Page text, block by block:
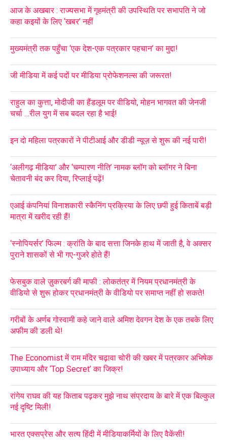
आज के अखबार : राज्यसभा में गृहमंत्री की उपस्थिति पर सभापति ने जो
कहा कइयों के लिए ‘खबर’ नहीं
मुख्यमंत्री तक पहुँचा ‘एक देश-एक पत्रकार पहचान’ का मुद्दा!
जी मीडिया में कई पदों पर मीडिया प्रोफेशनल्स की जरूरत!
राहुल का कुत्ता, मोदीजी का हैंडलूम पर वीडियो, मोहन भागवत की जेनजी
चर्चा …रील युग में सब बदल रहा है भाई!
इन दो महिला पत्रकारों ने पीटीआई और डीडी न्यूज़ से शुरू की नई पारी!
‘अलीगढ़ मीडिया’ और ‘चम्पारण नीति’ नामक ब्लॉग को ब्लॉगर ने बिना
चेतावनी बंद कर दिया, रिप्लाई पढ़ें!
एआई कंपनियां विनाशकारी स्कैनिंग प्रक्रिया के लिए छपी हुई किताबें बड़ी
मात्रा में खरीद रही हैं!
‘स्नोपियर्सर’ फिल्म : क्रांति के बाद सत्ता जिनके हाथ में जाती है, वे अक्सर
पुराने शासकों से भी गए-गुजरे होते हैं!
फेसबुक वाले ज़ुकरबर्ग की माफी : लोकतंत्र में नियम प्रधानमंत्री के
वीडियो से शुरू होकर प्रधानमंत्री के वीडियो पर समाप्त नहीं हो सकते!
गरीबों के अर्णब गोस्वामी कहे जाने वाले अमिश देवगन देश के एक तबके लिए
अफीम की डली थे!
The Economist में राम मंदिर चढ़ावा चोरी की खबर में पत्रकार अभिषेक
उपाध्याय और ‘Top Secret’ का जिक्र!
रांगेय राघव की यह किताब पढ़कर मुझे नाथ संप्रदाय के बारे में एक बिल्कुल
नई दृष्टि मिली!
भारत एक्सप्रेस और सत्य हिंदी में मीडियाकर्मियों के लिए वैकेंसी!